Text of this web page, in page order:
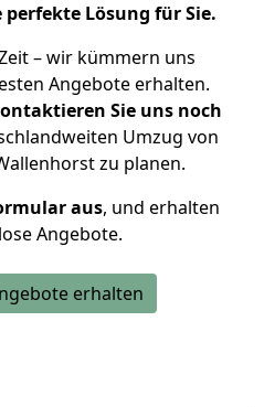
Lösung für Sie.
– wir kümmern uns
Angebote erhalten.
Sie uns noch
Umzug von
zu planen.
aus, und erhalten
Angebote.
erhalten